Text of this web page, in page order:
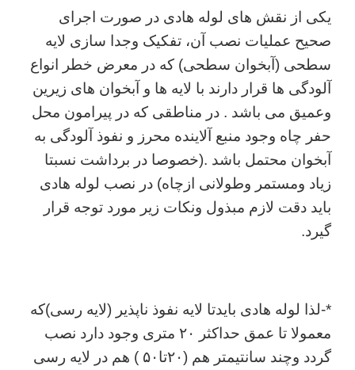
یکی از نقش های لوله هادی در صورت اجرای
صحیح عملیات نصب آن، تفکیک وجدا سازی لایه
سطحی (آبخوان سطحی) که در معرض خطر انواع
آلودگی ها قرار دارند با لایه ها و آبخوان های زیرین
وعمیق می باشد . در مناطقی که در پیرامون محل
حفر چاه وجود منبع آلاینده محرز و نفوذ آلودگی به
آبخوان محتمل باشد .(خصوصا در برداشت نسبتا
زیاد ومستمر وطولانی ازچاه) در نصب لوله هادی
باید دقت لازم مبذول ونکات زیر مورد توجه قرار
گیرد.
*-لذا لوله هادی بایدتا لایه نفوذ ناپذیر (لایه رسی)که
معمولا تا عمق حداکثر ۲۰ متری وجود دارد نصب
گردد وچند سانتیمتر هم (۲۰تا۵۰ ) هم در لایه رسی